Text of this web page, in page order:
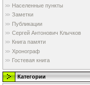
Населенные пункты
Заметки
Публикации
Сергей Антонович Клычков
Книга памяти
Хронограф
Гостевая книга
Категории